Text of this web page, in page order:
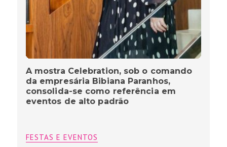
A mostra Celebration, sob o comando
da empresária Bibiana Paranhos,
consolida-se como referência em
eventos de alto padrão
FESTAS E EVENTOS